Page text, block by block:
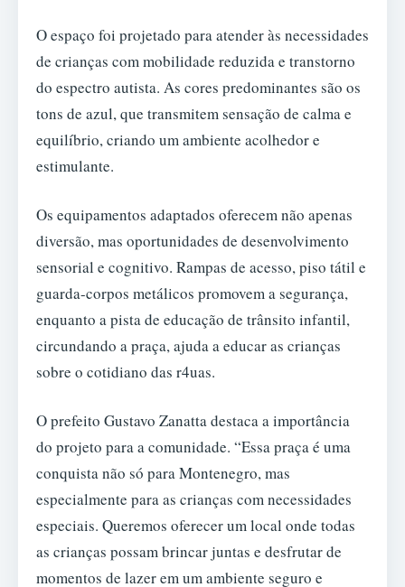
O espaço foi projetado para atender às necessidades
de crianças com mobilidade reduzida e transtorno
do espectro autista. As cores predominantes são os
tons de azul, que transmitem sensação de calma e
equilíbrio, criando um ambiente acolhedor e
estimulante.
Os equipamentos adaptados oferecem não apenas
diversão, mas oportunidades de desenvolvimento
sensorial e cognitivo. Rampas de acesso, piso tátil e
guarda-corpos metálicos promovem a segurança,
enquanto a pista de educação de trânsito infantil,
circundando a praça, ajuda a educar as crianças
sobre o cotidiano das r4uas.
O prefeito Gustavo Zanatta destaca a importância
do projeto para a comunidade. “Essa praça é uma
conquista não só para Montenegro, mas
especialmente para as crianças com necessidades
especiais. Queremos oferecer um local onde todas
as crianças possam brincar juntas e desfrutar de
momentos de lazer em um ambiente seguro e